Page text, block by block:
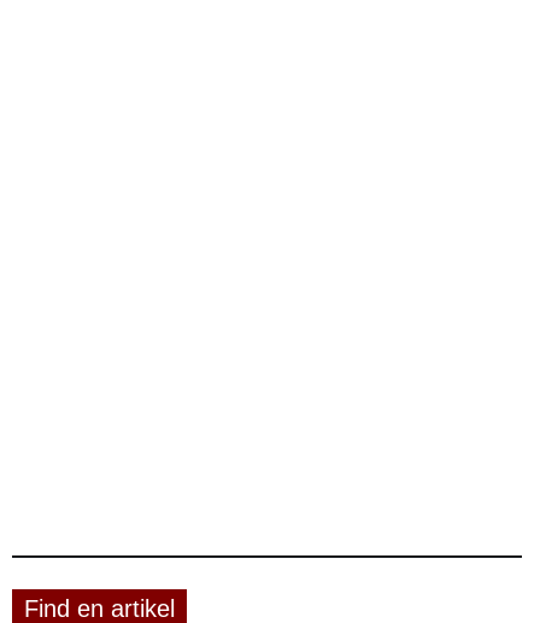
Find en artikel